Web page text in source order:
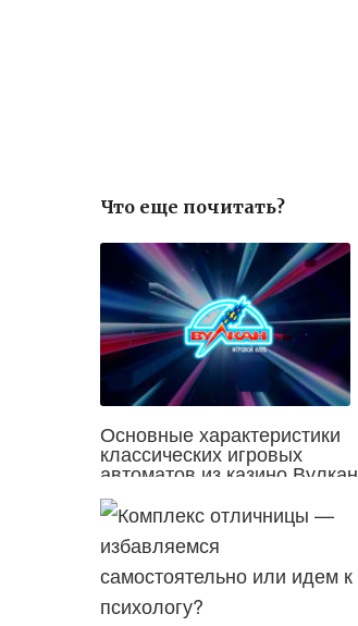
Что еще почитать?
Основные характеристики
классических игровых
автоматов из казино Вулкан